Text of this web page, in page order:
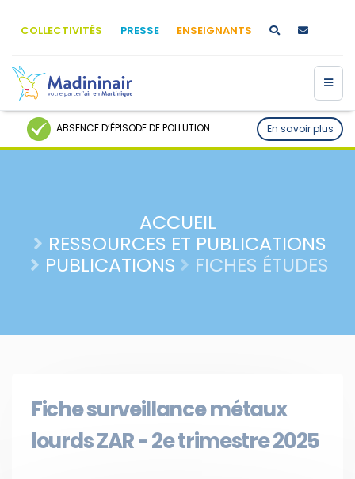
COLLECTIVITÉS PRESSE ENSEIGNANTS
ABSENCE D’ÉPISODE DE POLLUTION En savoir plus
ACCUEIL
RESSOURCES ET PUBLICATIONS
PUBLICATIONS
FICHES ÉTUDES
Fiche surveillance métaux
lourds ZAR - 2e trimestre 2025